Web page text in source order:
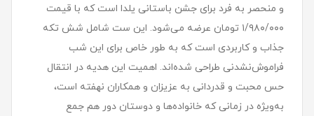
و منحصر به فرد برای جشن باستانی یلدا است که با قیمت
۱/۹۸۰/۰۰۰ تومان عرضه می‌شود. این ست شامل شش تکه
جذاب و کاربردی است که به طور خاص برای این شب
فراموش‌نشدنی طراحی شده‌اند. اهمیت این هدیه در انتقال
حس محبت و قدردانی به عزیزان و همکاران نهفته است،
به‌ویژه در زمانی که خانواده‌ها و دوستان دور هم جمع